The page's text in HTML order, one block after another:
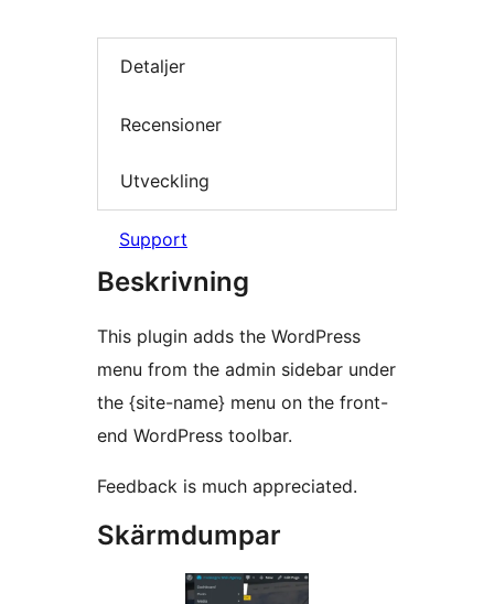
Detaljer
Recensioner
Utveckling
Support
Beskrivning
This plugin adds the WordPress
menu from the admin sidebar under
the {site-name} menu on the front-
end WordPress toolbar.
Feedback is much appreciated.
Skärmdumpar